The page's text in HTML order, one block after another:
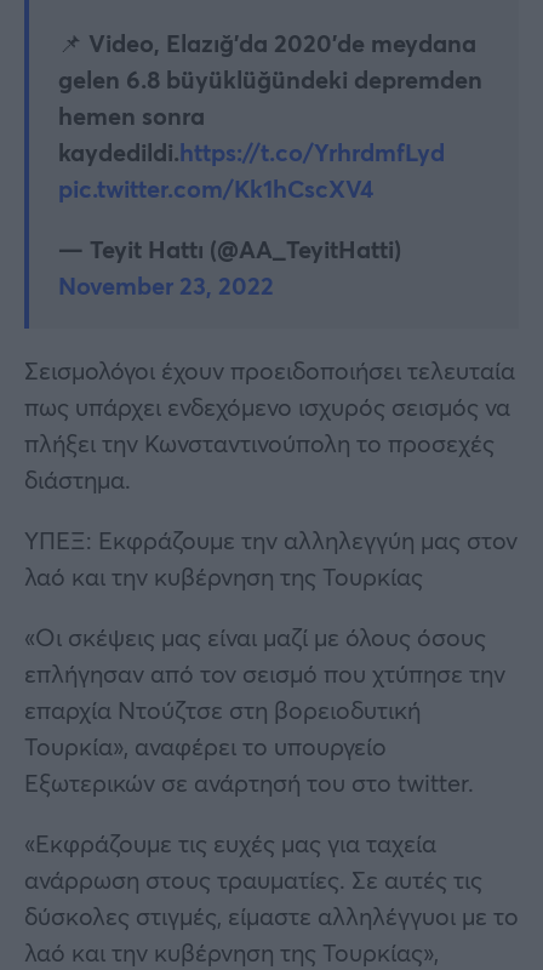
📌 Video, Elazığ’da 2020’de meydana
gelen 6.8 büyüklüğündeki depremden
hemen sonra
kaydedildi.https://t.co/YrhrdmfLyd
pic.twitter.com/Kk1hCscXV4
— Teyit Hattı (@AA_TeyitHatti)
November 23, 2022
Σεισμολόγοι έχουν προειδοποιήσει τελευταία
πως υπάρχει ενδεχόμενο ισχυρός σεισμός να
πλήξει την Κωνσταντινούπολη το προσεχές
διάστημα.
ΥΠΕΞ: Εκφράζουμε την αλληλεγγύη μας στον
λαό και την κυβέρνηση της Τουρκίας
«Οι σκέψεις μας είναι μαζί με όλους όσους
επλήγησαν από τον σεισμό που χτύπησε την
επαρχία Ντούζτσε στη βορειοδυτική
Τουρκία», αναφέρει το υπουργείο
Εξωτερικών σε ανάρτησή του στο twitter.
«Εκφράζουμε τις ευχές μας για ταχεία
ανάρρωση στους τραυματίες. Σε αυτές τις
δύσκολες στιγμές, είμαστε αλληλέγγυοι με το
λαό και την κυβέρνηση της Τουρκίας»,